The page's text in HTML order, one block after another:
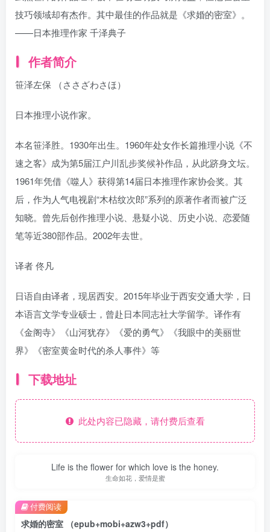
技巧领域却有杰作。其中最佳的作品就是《求婚的密室》。
——日本推理作家 千泽典子
作者简介
笹泽左保 （ささざわさほ）
日本推理小说作家。
本名笹泽胜。1930年出生。1960年处女作长篇推理小说《不
速之客》成为第5届江户川乱步奖候补作品，从此跻身文坛。
1961年凭借《噬人》获得第14届日本推理作家协会奖。其
后，作为人气电视剧“木枯纹次郎”系列的原著作者而被广泛
知晓。曾先后创作推理小说、悬疑小说、历史小说、恋爱随
笔等近380部作品。2002年去世。
译者 佟凡
日语自由译者，现居西安。2015年毕业于西安交通大学，日
本语言文学专业硕士，曾赴日本同志社大学留学。译作有
《金阁寺》《山河犹存》《爱的勇气》《我眼中的美丽世
界》《密室黄金时代的杀人事件》等
下载地址
此处内容已隐藏，请付费后查看
Life is the flower for which love is the honey.
生命如花，爱情是蜜
求婚的密室 （epub+mobi+azw3+pdf）
付费阅读